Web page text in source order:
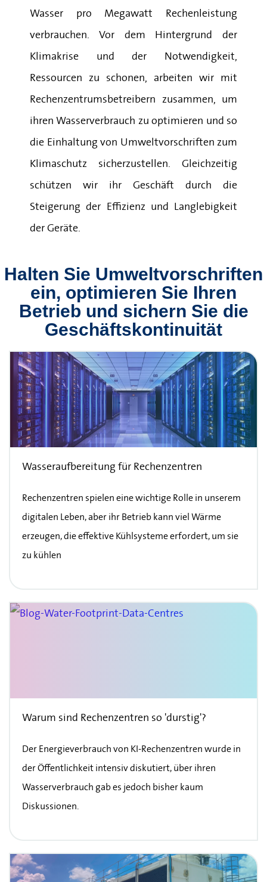
Wasser pro Megawatt Rechenleistung
verbrauchen. Vor dem Hintergrund der
Klimakrise und der Notwendigkeit,
Ressourcen zu schonen, arbeiten wir mit
Rechenzentrumsbetreibern zusammen, um
ihren Wasserverbrauch zu optimieren und so
die Einhaltung von Umweltvorschriften zum
Klimaschutz sicherzustellen. Gleichzeitig
schützen wir ihr Geschäft durch die
Steigerung der Effizienz und Langlebigkeit
der Geräte.
Halten Sie Umweltvorschriften
ein, optimieren Sie Ihren
Betrieb und sichern Sie die
Geschäftskontinuität
Wasseraufbereitung für Rechenzentren
Rechenzentren spielen eine wichtige Rolle in unserem
digitalen Leben, aber ihr Betrieb kann viel Wärme
erzeugen, die effektive Kühlsysteme erfordert, um sie
zu kühlen
Warum sind Rechenzentren so 'durstig'?
Der Energieverbrauch von KI-Rechenzentren wurde in
der Öffentlichkeit intensiv diskutiert, über ihren
Wasserverbrauch gab es jedoch bisher kaum
Diskussionen.